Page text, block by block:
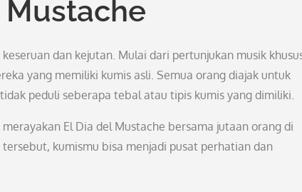
Mustache
dan kejutan. Mulai dari pertunjukan musik
yang memiliki kumis asli. Semua orang diajak untuk
peduli seberapa tebal atau tipis kumis yang dimiliki.
El Dia del Mustache bersama jutaan orang di
kumismu bisa menjadi pusat perhatian dan